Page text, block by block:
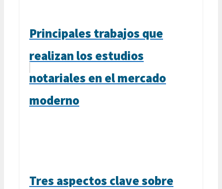
Principales trabajos que
realizan los estudios
notariales en el mercado
moderno
Tres aspectos clave sobre